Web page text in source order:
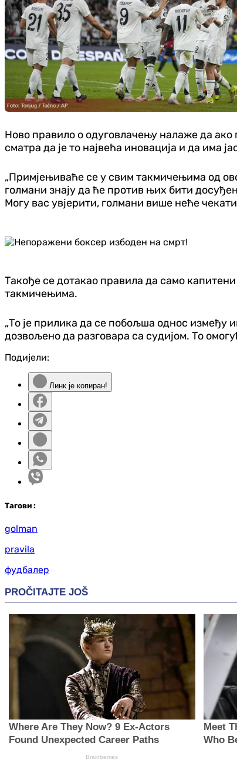
Ново правило о одуговлачењу налаже да
сматра да је то највећа иновација и да има
„Примјењиваће се у свим такмичењима од
голмани знају да ће против њих бити
Могу вас увјерити, голмани више неће
Такође се дотакао правила да само
такмичењима.
„То је прилика да се побољша однос између
дозвољено да разговара са судијом. То
Подијели:
Линк је копиран!
Тагови :
golman
pravila
фудбалер